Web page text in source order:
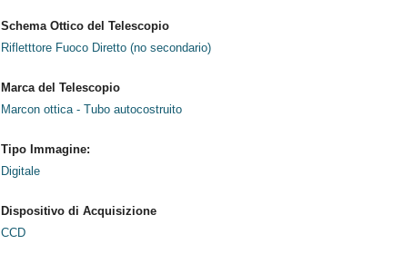
Schema Ottico del Telescopio
Rifletttore Fuoco Diretto (no secondario)
Marca del Telescopio
Marcon ottica - Tubo autocostruito
Tipo Immagine:
Digitale
Dispositivo di Acquisizione
CCD